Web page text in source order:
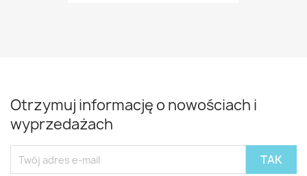
Otrzymuj informację o nowościach i
wyprzedażach